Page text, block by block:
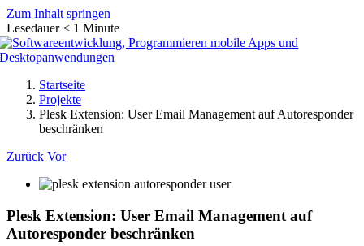
Zum Inhalt springen
Lesedauer < 1 Minute
Startseite
Projekte
Plesk Extension: User Email Management auf Autoresponder
beschränken
Zurück Vor
Plesk Extension: User Email Management auf
Autoresponder beschränken